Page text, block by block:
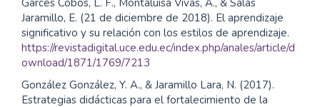
Jaramillo, E. (21 de diciembre de 2018). El aprendizaje
significativo y su relación con los estilos de aprendizaje.
https://revistadigital.uce.edu.ec/index.php/anales/article/d
ownload/1871/1769/7213
González González, Y. A., & Jaramillo Lara, N. (2017).
Estrategias didácticas para el fortalecimiento de la